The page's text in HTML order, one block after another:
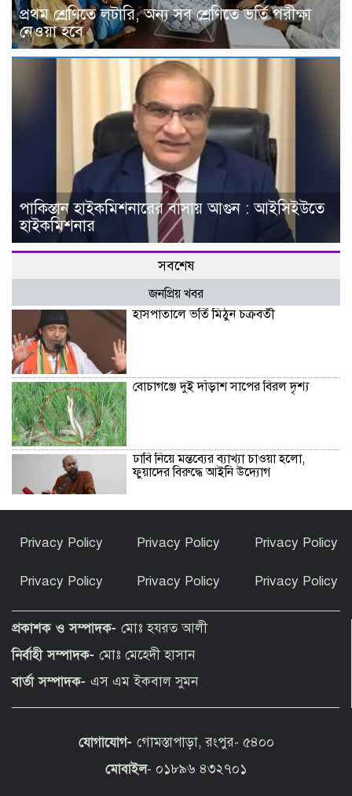
প্রথম শ্রেণিতে লটারি, অন্য সব শ্রেণিতে ভর্তি পরীক্ষা
নেওয়া হবে
পাকিস্তান হাইকমিশনারের বাসায় আগুন : আইসিইউতে
হাইকমিশনার
সবশেষ
জনপ্রিয় খবর
হাসপাতালে ভর্তি মিঠুন চক্রবর্তী
বোচাগঞ্জে দুই দাঁড়াশ সাপের বিরল দৃশ্য
ঢাবি নিয়ে মন্তব্যের ব্যাখ্যা চাওয়া হলো,
ফুয়াদের বিরুদ্ধে আইনি উদ্যোগ
সিনেমার ৪ মিনিটের দৃশ্য
নিরাপত্তা নিশ্চিত ও আসামীদের গ্রেফতারের
দাবিতে সংবাদ সম্মেল
ভারত সীমান্তে পাকিস্তানের ২৫০ অত্যাধুনিক
কামান, কলকাঠি নাড়ছে কে?
প্রথম শ্রেণিতে লটারি, অন্য সব শ্রেণিতে ভর্তি
পরীক্ষা নেওয়া হবে
Privacy Policy Privacy Policy Privacy Policy
Privacy Policy Privacy Policy Privacy Policy
প্রকাশক ও সম্পাদক- মোঃ হযরত আলী
নির্বাহী সম্পাদক- মোঃ মেহেদী হাসান
বার্তা সম্পাদক- এস এম ইকবাল সুমন
যোগাযোগ- গোমস্তাপাড়া, রংপুর- ৫৪০০
মোবাইল- ০১৮৯৬ ৪৩২৭০১